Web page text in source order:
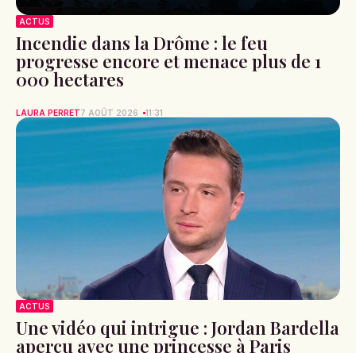
ACTUS
Incendie dans la Drôme : le feu
progresse encore et menace plus de 1
000 hectares
LAURA PERRET7 AOÛT 2026 11:31
ACTUS
Une vidéo qui intrigue : Jordan Bardella
aperçu avec une princesse à Paris